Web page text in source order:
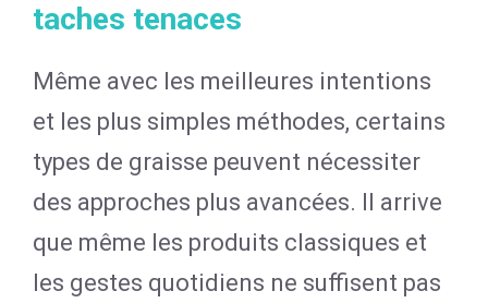
taches tenaces
Même avec les meilleures intentions
et les plus simples méthodes, certains
types de graisse peuvent nécessiter
des approches plus avancées. Il arrive
que même les produits classiques et
les gestes quotidiens ne suffisent pas